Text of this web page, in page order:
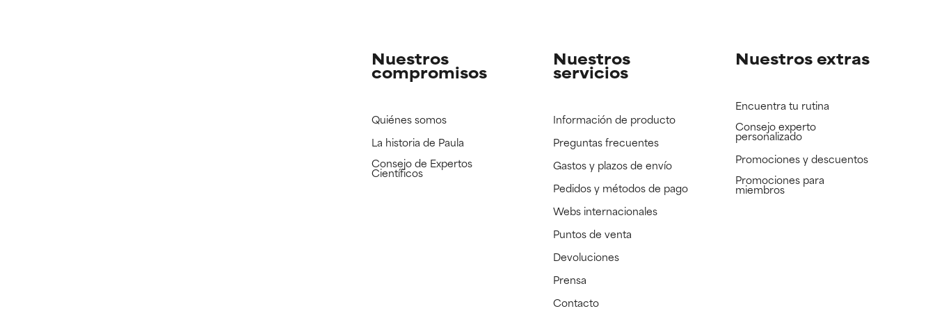
Nuestros
compromisos
Quiénes somos
La historia de Paula
Consejo de Expertos
Científicos
Nuestros
servicios
Información de producto
Preguntas frecuentes
Gastos y plazos de envío
Pedidos y métodos de pago
Webs internacionales
Puntos de venta
Devoluciones
Prensa
Contacto
Nuestros extras
Encuentra tu rutina
Consejo experto
personalizado
Promociones y descuentos​
Promociones para
miembros